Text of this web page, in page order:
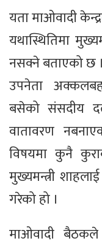
यता माओवादी
यथास्थितिमा
नसक्ने बताएको छ
उपनेता
बसेको संसदीय
वातावरण
विषयमा कुनै
मुख्यमन्त्री
गरेको हो ।
माओवादी बैठकले